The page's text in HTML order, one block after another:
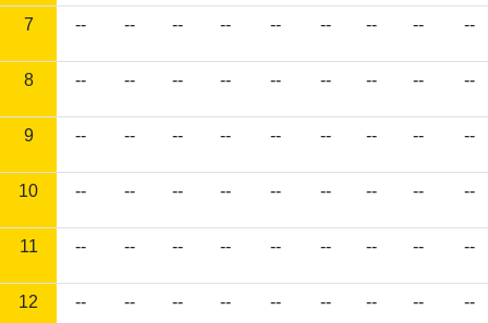
7 -- -- -- -- -- -- -- -- --
8 -- -- -- -- -- -- -- -- --
9 -- -- -- -- -- -- -- -- --
10 -- -- -- -- -- -- -- -- --
11 -- -- -- -- -- -- -- -- --
12 -- -- -- -- -- -- -- -- --